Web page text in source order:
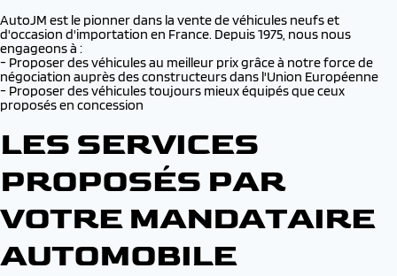
AutoJM est le pionner dans la vente de véhicules neufs et
d'occasion d'importation en France. Depuis 1975, nous nous
engageons à :
- Proposer des véhicules au meilleur prix grâce à notre force de
négociation auprès des constructeurs dans l'Union Européenne
- Proposer des véhicules toujours mieux équipés que ceux
proposés en concession
LES SERVICES
PROPOSÉS PAR
VOTRE MANDATAIRE
AUTOMOBILE